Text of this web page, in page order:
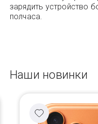
зарядить устройство
полчаса.
Наши новинки